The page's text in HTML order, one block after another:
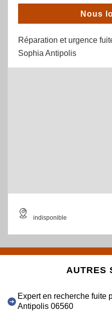
Nous
Réparation et urgence
Sophia Antipolis
indisponible
AUTRES
Expert en recherche fuite
Antipolis 06560